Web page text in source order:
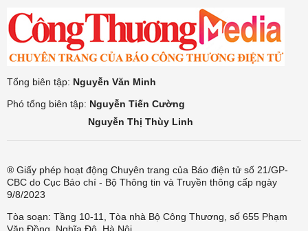
Tổng biên tập: Nguyễn Văn Minh
Phó tổng biên tập: Nguyễn Tiến Cường
Nguyễn Thị Thùy Linh
® Giấy phép hoạt động Chuyên trang của Báo điện tử số 21/GP-
CBC do Cục Báo chí - Bộ Thông tin và Truyền thông cấp ngày
9/8/2023
Tòa soạn: Tầng 10-11, Tòa nhà Bộ Công Thương, số 655 Phạm